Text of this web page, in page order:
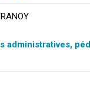
administratives,